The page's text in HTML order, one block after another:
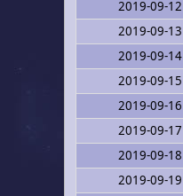
2019-09-12
2019-09-13
2019-09-14
2019-09-15
2019-09-16
2019-09-17
2019-09-18
2019-09-19